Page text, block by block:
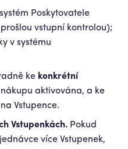
Poskytovatele
vstupní kontrolou);
v systému
ke konkrétní
aktivována, a ke
Vstupence.
Vstupenkách. Pokud
více Vstupenek,